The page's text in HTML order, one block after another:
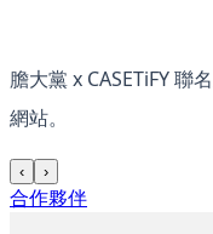
膽大黨 x CASETiFY 聯
網站。
‹ ›
合作夥伴